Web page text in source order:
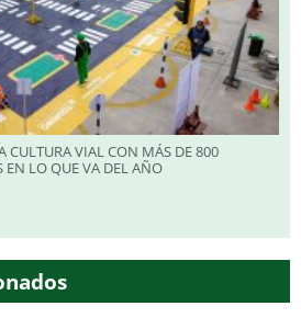
CULTURA VIAL CON MÁS DE 800
EN LO QUE VA DEL AÑO